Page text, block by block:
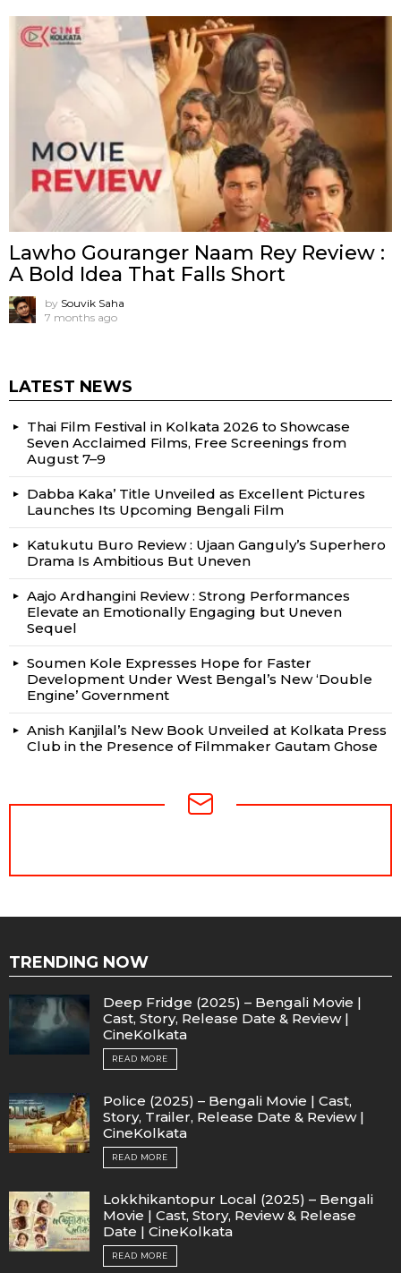
Lawho Gouranger Naam Rey Review :
A Bold Idea That Falls Short
by Souvik Saha
7 months ago
LATEST NEWS
Thai Film Festival in Kolkata 2026 to Showcase
Seven Acclaimed Films, Free Screenings from
August 7–9
Dabba Kaka’ Title Unveiled as Excellent Pictures
Launches Its Upcoming Bengali Film
Katukutu Buro Review : Ujaan Ganguly’s Superhero
Drama Is Ambitious But Uneven
Aajo Ardhangini Review : Strong Performances
Elevate an Emotionally Engaging but Uneven
Sequel
Soumen Kole Expresses Hope for Faster
Development Under West Bengal’s New ‘Double
Engine’ Government
Anish Kanjilal’s New Book Unveiled at Kolkata Press
Club in the Presence of Filmmaker Gautam Ghose
TRENDING NOW
Deep Fridge (2025) – Bengali Movie |
Cast, Story, Release Date & Review |
CineKolkata
READ MORE
Police (2025) – Bengali Movie | Cast,
Story, Trailer, Release Date & Review |
CineKolkata
READ MORE
Lokkhikantopur Local (2025) – Bengali
Movie | Cast, Story, Review & Release
Date | CineKolkata
READ MORE